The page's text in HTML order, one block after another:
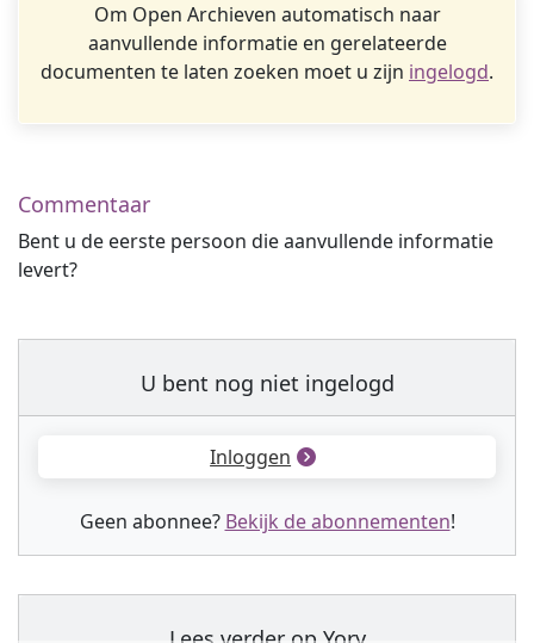
Om Open Archieven automatisch naar
aanvullende informatie en gerelateerde
documenten te laten zoeken moet u zijn ingelogd.
Commentaar
Bent u de eerste persoon die aanvullende informatie
levert?
U bent nog niet ingelogd
Inloggen
Geen abonnee? Bekijk de abonnementen!